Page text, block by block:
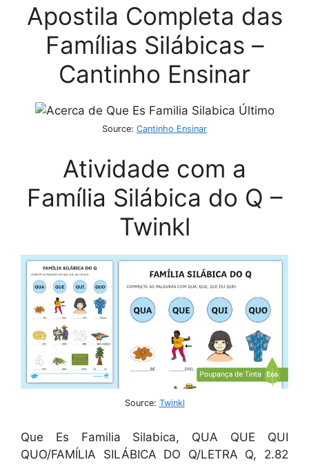
Apostila Completa das
Famílias Silábicas –
Cantinho Ensinar
Source: Cantinho Ensinar
Atividade com a
Família Silábica do Q –
Twinkl
Source: Twinkl
Que Es Familia Silabica, QUA QUE QUI
QUO/FAMÍLIA SILÁBICA DO Q/LETRA Q, 2.82